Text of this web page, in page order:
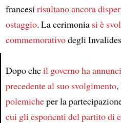
Article
francesi risultano ancora
ostaggio. La cerimonia si è
commemorativodegli
Dopo cheil governo ha
precedenteal suo svolgimento,
polemicheper la
cui gli esponenti del partito di